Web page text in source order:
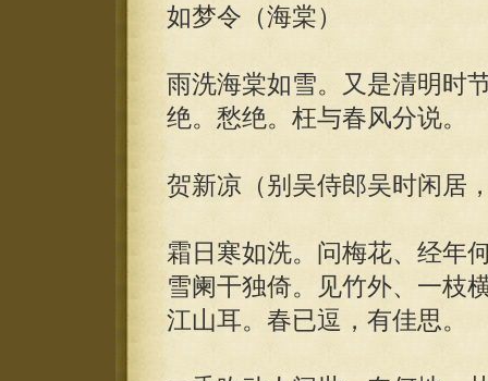
如梦令（海棠）
雨洗海棠如雪。又是清明时
绝。愁绝。枉与春风分说。
贺新凉（别吴侍郎吴时闲居
霜日寒如洗。问梅花、经年
雪阑干独倚。见竹外、一枝
江山耳。春已逗，有佳思。